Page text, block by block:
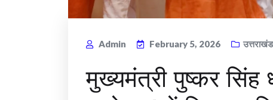
Admin February 5, 2026 उत्तराखंड
मुख्यमंत्री पुष्कर सिंह